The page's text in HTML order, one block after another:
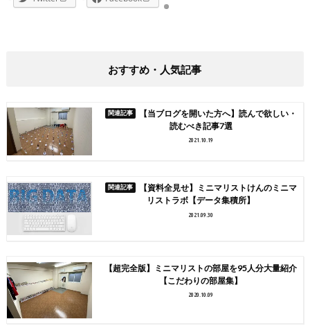
おすすめ・人気記事
【当ブログを開いた方へ】読んで欲しい・
読むべき記事7選
2021.10.19
【資料全見せ】ミニマリストけんのミニマ
リストラボ【データ集積所】
2021.09.30
【超完全版】ミニマリストの部屋を95人分大量紹介
【こだわりの部屋集】
2020.10.09